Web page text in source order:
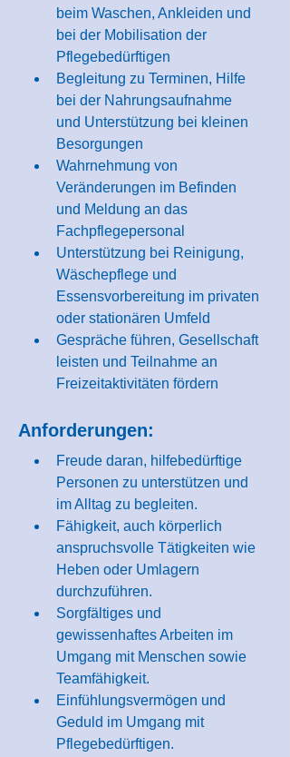
beim Waschen, Ankleiden und
bei der Mobilisation der
Pflegebedürftigen
Begleitung zu Terminen, Hilfe
bei der Nahrungsaufnahme
und Unterstützung bei kleinen
Besorgungen
Wahrnehmung von
Veränderungen im Befinden
und Meldung an das
Fachpflegepersonal
Unterstützung bei Reinigung,
Wäschepflege und
Essensvorbereitung im privaten
oder stationären Umfeld
Gespräche führen, Gesellschaft
leisten und Teilnahme an
Freizeitaktivitäten fördern
Anforderungen:
Freude daran, hilfebedürftige
Personen zu unterstützen und
im Alltag zu begleiten.
Fähigkeit, auch körperlich
anspruchsvolle Tätigkeiten wie
Heben oder Umlagern
durchzuführen.
Sorgfältiges und
gewissenhaftes Arbeiten im
Umgang mit Menschen sowie
Teamfähigkeit.
Einfühlungsvermögen und
Geduld im Umgang mit
Pflegebedürftigen.